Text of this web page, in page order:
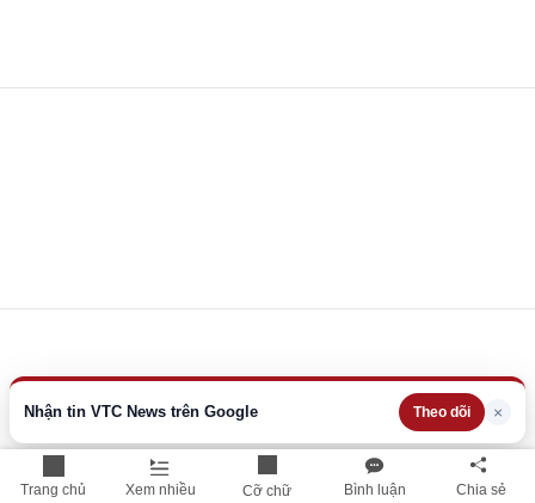
Trang chủ Xem nhiều Cỡ chữ Bình luận Chia sẻ
Nhận tin VTC News trên Google Theo dõi ×